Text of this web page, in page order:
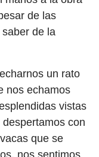
de las
de la
un rato
nos echamos
vistas
con
que se
nos sentimos